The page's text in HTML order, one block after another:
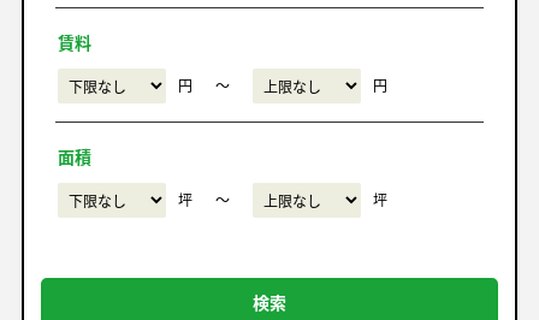
賃料
円 〜 円
面積
坪 〜 坪